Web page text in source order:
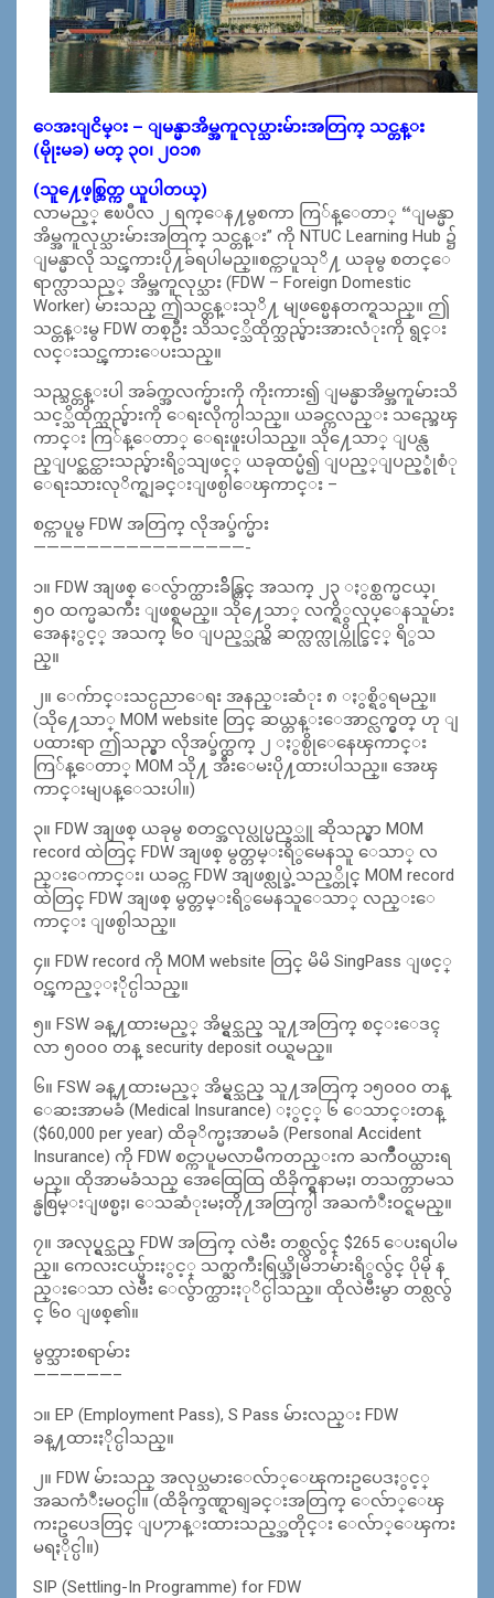
ေအးျငိမ္း – ျမန္မာအိမ္အကူလုပ္သားမ်ားအတြက္ သင္တန္း
(မိုုးမခ) မတ္ ၃၀၊ ၂၀၁၈
(သူ႔ေဖ့စ္ဘြတ္က ယူပါတယ္)
လာမည့္ ဧၿပီလ ၂ ရက္ေန႔မွစကာ ကြ်န္ေတာ္ “ျမန္မာ
အိမ္အကူလုပ္သားမ်ားအတြက္ သင္တန္း” ကို NTUC Learning Hub ၌
ျမန္မာလို သင္ၾကားပို႔ခ်ရပါမည္။စင္ကာပူသုိ႔ ယခုမွ စတင္ေ
ရာက္လာသည့္ အိမ္အကူလုပ္သား (FDW – Foreign Domestic
Worker) မ်ားသည္ ဤသင္တန္းသုိ႔ မျဖစ္မေနတက္ရသည္။ ဤ
သင္တန္းမွ FDW တစ္ဦး သိသင့္သိထိုက္သည္မ်ားအားလံုးကို ရွင္း
လင္းသင္ၾကားေပးသည္။
သည္သင္တန္းပါ အခ်က္အလက္မ်ားကို ကိုးကား၍ ျမန္မာအိမ္အကူမ်ားသိ
သင့္သိထိုက္သည္မ်ားကို ေရးလိုက္ပါသည္။ ယခင္ကလည္း သည္အေၾ
ကာင္း ကြ်န္ေတာ္ ေရးဖူးပါသည္။ သို႔ေသာ္ ျပန္လ
ည္ျပင္ဆင္ထားသည္မ်ားရိွသျဖင့္ ယခုထပ္မံ၍ ျပည့္ျပည့္စုံစံု
ေရးသားလုိက္ရျခင္းျဖစ္ပါေၾကာင္း –
စင္ကာပူမွ FDW အတြက္ လိုအပ္ခ်က္မ်ား
————————————————-
၁။ FDW အျဖစ္ ေလွ်ာက္ထားခ်ိန္တြင္ အသက္ ၂၃ ႏွစ္ထက္မငယ္၊
၅၀ ထက္မႀကီး ျဖစ္ရမည္။ သို႔ေသာ္ လက္ရိွလုပ္ေနသူမ်ား
အေနႏွင့္ အသက္ ၆၀ ျပည့္သည္ထိ ဆက္လက္လုပ္ကိုင္ခြင့္ ရိွသ
ည္။
၂။ ေက်ာင္းသင္ပညာေရး အနည္းဆံုး ၈ ႏွစ္ရိွရမည္။
(သို႔ေသာ္ MOM website တြင္ ဆယ္တန္းေအာင္လက္မွတ္ ဟု ျ
ပထားရာ ဤသည္မွာ လိုအပ္ခ်က္ထက္ ၂ ႏွစ္ပိုေနေၾကာင္း
ကြ်န္ေတာ္ MOM သို႔ အီးေမးပို႔ထားပါသည္။ အေၾ
ကာင္းမျပန္ေသးပါ။)
၃။ FDW အျဖစ္ ယခုမွ စတင္အလုပ္လုပ္မည့္သူ ဆိုသည္မွာ MOM
record ထဲတြင္ FDW အျဖစ္ မွတ္တမ္းရိွမေနသူ ေသာ္ လ
ည္းေကာင္း၊ ယခင္က FDW အျဖစ္လုပ္ခဲ့သည့္တိုင္ MOM record
ထဲတြင္ FDW အျဖစ္ မွတ္တမ္းရိွမေနသူေသာ္ လည္းေ
ကာင္း ျဖစ္ပါသည္။
၄။ FDW record ကို MOM website တြင္ မိမိ SingPass ျဖင့္
ဝင္ၾကည့္ႏိုင္ပါသည္။
၅။ FSW ခန္႔ထားမည့္ အိမ္ရွင္သည္ သူ႔အတြက္ စင္းေဒၚ
လာ ၅၀၀၀ တန္ security deposit ဝယ္ရမည္။
၆။ FSW ခန္႔ထားမည့္ အိမ္ရွင္သည္ သူ႔အတြက္ ၁၅၀၀၀ တန္
ေဆးအာမခံ (Medical Insurance) ႏွင့္ ၆ ေသာင္းတန္
($60,000 per year) ထိခုိက္မႈအာမခံ (Personal Accident
Insurance) ကို FDW စင္ကာပူမလာမီကတည္းက ႀကိဳဝယ္ထားရ
မည္။ ထိုအာမခံသည္ အေထြေထြ ထိခိုက္ရွနာမႈ၊ တသက္တာမသ
န္မစြမ္းျဖစ္မႈ၊ ေသဆံုးမႈတို႔အတြက္ပါ အႀကံဳးဝင္ရမည္။
၇။ အလုပ္ရွင္သည္ FDW အတြက္ လဲဗီး တစ္လလွ်င္ $265 ေပးရပါမ
ည္။ ကေလးငယ္မ်ားႏွင့္ သက္ႀကီးရြယ္အိုမိဘမ်ားရိွလွ်င္ ပိုမို န
ည္းေသာ လဲဗီး ေလွ်ာက္ထားႏုိင္ပါသည္။ ထိုလဲဗီးမွာ တစ္လလွ်
င္ ၆၀ ျဖစ္၏။
မွတ္သားစရာမ်ား
——————–
၁။ EP (Employment Pass), S Pass မ်ားလည္း FDW
ခန္႔ထားႏိုင္ပါသည္။
၂။ FDW မ်ားသည္ အလုပ္သမားေလ်ာ္ေၾကးဥပေဒႏွင့္
အႀကံဳးမဝင္ပါ။ (ထိခိုက္ဒဏ္ရာရျခင္းအတြက္ ေလ်ာ္ေၾ
ကးဥပေဒတြင္ ျပ႒ာန္းထားသည့္အတိုင္း ေလ်ာ္ေၾကး
မရႏိုင္ပါ။)
SIP (Settling-In Programme) for FDW